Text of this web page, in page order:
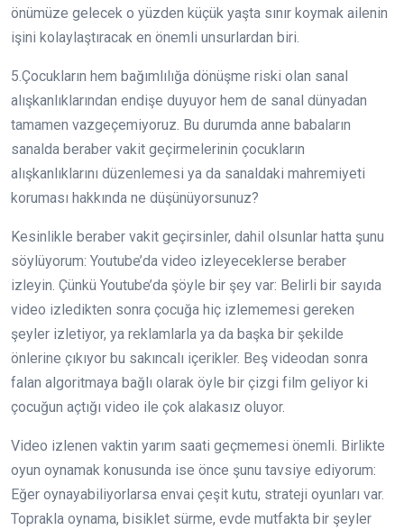
önümüze gelecek o yüzden küçük yaşta sınır koymak ailenin
işini kolaylaştıracak en önemli unsurlardan biri.
5.Çocukların hem bağımlılığa dönüşme riski olan sanal
alışkanlıklarından endişe duyuyor hem de sanal dünyadan
tamamen vazgeçemiyoruz. Bu durumda anne babaların
sanalda beraber vakit geçirmelerinin çocukların
alışkanlıklarını düzenlemesi ya da sanaldaki mahremiyeti
koruması hakkında ne düşünüyorsunuz?
Kesinlikle beraber vakit geçirsinler, dahil olsunlar hatta şunu
söylüyorum: Youtube’da video izleyeceklerse beraber
izleyin. Çünkü Youtube’da şöyle bir şey var: Belirli bir sayıda
video izledikten sonra çocuğa hiç izlememesi gereken
şeyler izletiyor, ya reklamlarla ya da başka bir şekilde
önlerine çıkıyor bu sakıncalı içerikler. Beş videodan sonra
falan algoritmaya bağlı olarak öyle bir çizgi film geliyor ki
çocuğun açtığı video ile çok alakasız oluyor.
Video izlenen vaktin yarım saati geçmemesi önemli. Birlikte
oyun oynamak konusunda ise önce şunu tavsiye ediyorum:
Eğer oynayabiliyorlarsa envai çeşit kutu, strateji oyunları var.
Toprakla oynama, bisiklet sürme, evde mutfakta bir şeyler